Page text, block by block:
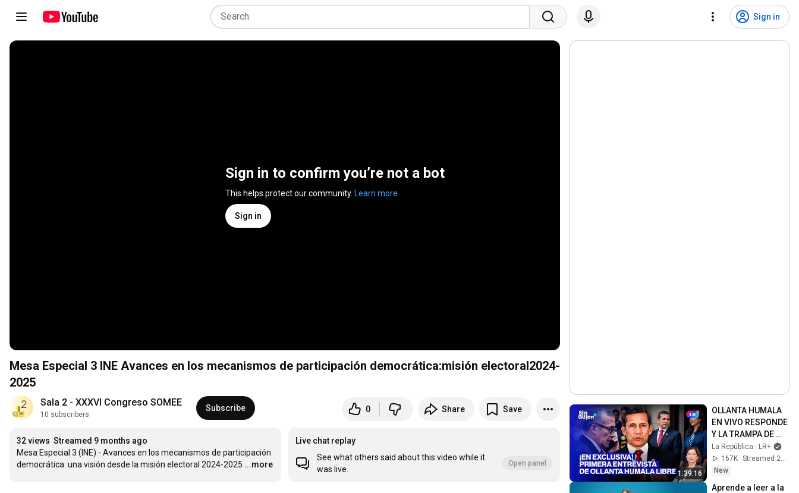
Sign in
Sign in to confirm you’re not a bot
This helps protect our community. Learn more
Sign in
Mesa Especial 3 INE Avances en los mecanismos de participación democrática:misión electoral2024-
2025
Sala 2 - XXXVI Congreso SOMEE
10 subscribers
Subscribe 0 Share Save
32 views Streamed 9 months ago
Mesa Especial 3 (INE) - Avances en los mecanismos de participación
democrática: una visión desde la misión electoral 2024-2025 ...more
Live chat replay
See what others said about this video while it
was live.
Open panel
1:39:16
OLLANTA HUMALA
EN VIVO RESPONDE
Y LA TRAMPA DE
LÓPEZ ALIAGA | SIN
GUION CON ROSA
MARÍA PALACIOS
La República - LR+
167K
Streamed 2d ago
New
Aprende a leer a la